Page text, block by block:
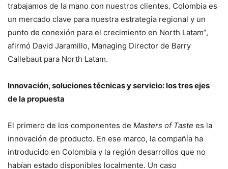
trabajamos de la mano con nuestros clientes. Colombia es
un mercado clave para nuestra estrategia regional y un
punto de conexión para el crecimiento en North Latam”,
afirmó David Jaramillo, Managing Director de Barry
Callebaut para North Latam.
Innovación, soluciones técnicas y servicio: los tres ejes
de la propuesta
El primero de los componentes de Masters of Taste es la
innovación de producto. En ese marco, la compañía ha
introducido en Colombia y la región desarrollos que no
habían estado disponibles localmente. Un caso